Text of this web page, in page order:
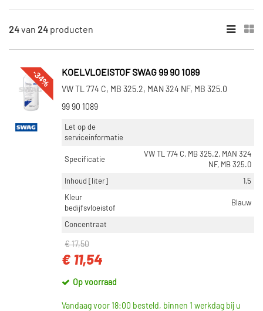
24Resultaten
CATEGORIEËN
Remschijven (1)
ONDERDEELMERK
Febi Bilstein (5)
Dt Spare Parts (1)
24van 24 producten
-34% KOELVLOEISTOF SWAG 99 90 1089
VW TL 774 C, MB 325.2, MAN 324 NF, MB 325.0
99 90 1089
Let op de
serviceinformatie
Specificatie
VW TL 774 C, MB 325.2, MAN 324
NF, MB 325.0
Inhoud [liter]
1,5
Kleur
bedijfsvloeistof
Blauw
Concentraat
€ 17,50
€ 11,54
Op voorraad
Vandaag voor 18:00 besteld, binnen 1 werkdag bij u